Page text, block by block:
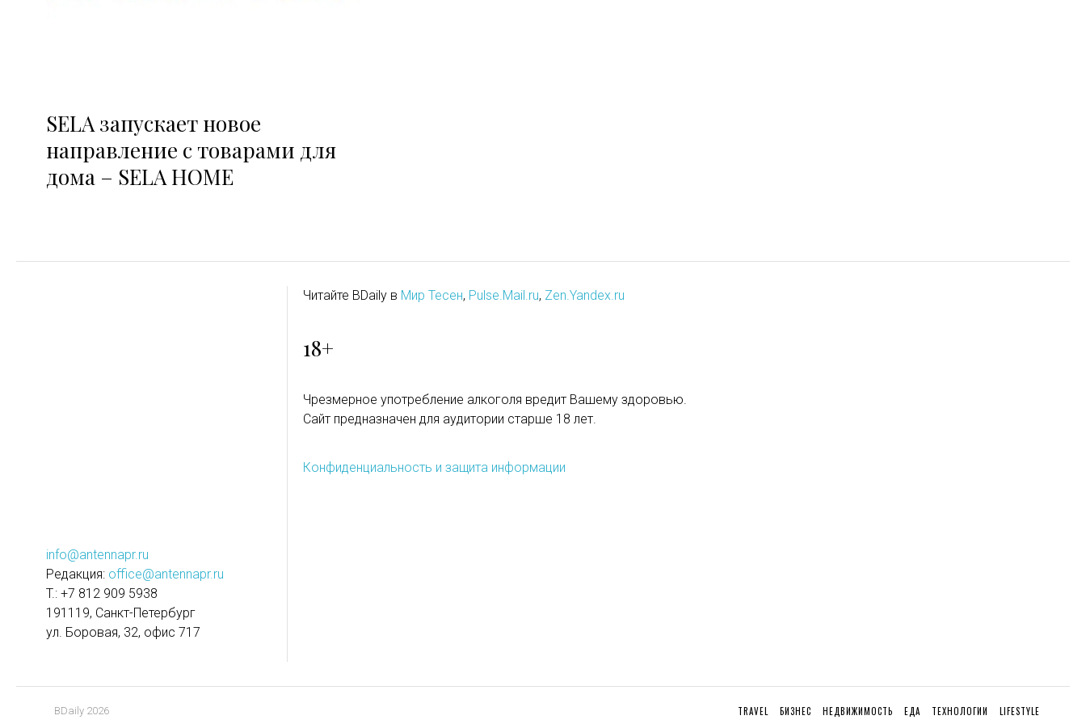
SELA запускает новое
направление с товарами для
дома – SELA HOME
info@antennapr.ru
Редакция: office@antennapr.ru
T.: +7 812 909 5938
191119, Санкт-Петербург
ул. Боровая, 32, офис 717
Читайте BDaily в Мир Тесен, Pulse.Mail.ru, Zen.Yandex.ru
18+
Чрезмерное употребление алкоголя вредит Вашему здоровью.
Сайт предназначен для аудитории старше 18 лет.
Конфиденциальность и защита информации
BDaily 2026 TRAVEL БИЗНЕС НЕДВИЖИМОСТЬ ЕДА ТЕХНОЛОГИИ LIFESTYLE